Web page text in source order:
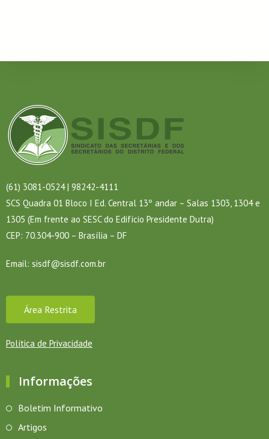
(61) 3081-0524 | 98242-4111
SCS Quadra 01 Bloco I Ed. Central 13º andar – Salas 1303, 1304 e
1305 (Em frente ao SESC do Edifício Presidente Dutra)
CEP: 70.304-900 – Brasília – DF
Email: sisdf@sisdf.com.br
Área Restrita
Política de Privacidade
Informações
Boletim Informativo
Artigos